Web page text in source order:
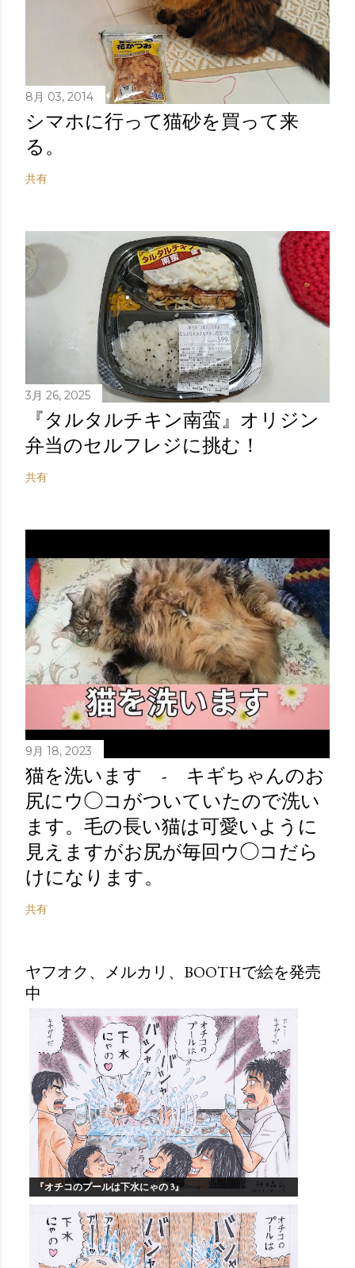
8月 03, 2014
シマホに行って猫砂を買って来
る。
共有
3月 26, 2025
『タルタルチキン南蛮』オリジン
弁当のセルフレジに挑む！
共有
9月 18, 2023
猫を洗います - キギちゃんのお
尻にウ◯コがついていたので洗い
ます。毛の長い猫は可愛いように
見えますがお尻が毎回ウ◯コだら
けになります。
共有
ヤフオク、メルカリ、BOOTHで絵を発売
中
『オチコのプールは下水にゃの 3』